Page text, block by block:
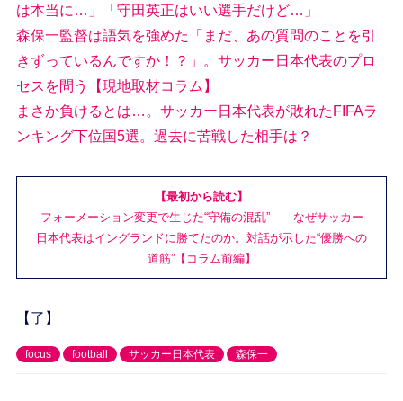
は本当に…」「守田英正はいい選手だけど…」
森保一監督は語気を強めた「まだ、あの質問のことを引
きずっているんですか！？」。サッカー日本代表のプロ
セスを問う【現地取材コラム】
まさか負けるとは…。サッカー日本代表が敗れたFIFAラ
ンキング下位国5選。過去に苦戦した相手は？
【最初から読む】
フォーメーション変更で生じた“守備の混乱”――なぜサッカー
日本代表はイングランドに勝てたのか。対話が示した“優勝への
道筋”【コラム前編】
【了】
focus football サッカー日本代表 森保一